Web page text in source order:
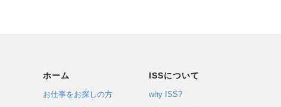
ホーム
お仕事をお探しの方
ISSについて
why ISS?